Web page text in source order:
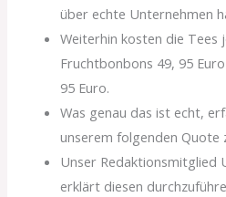
über echte Unternehmen
Weiterhin kosten die Tees
Fruchtbonbons 49, 95
95 Euro.
Was genau das ist echt,
unserem folgenden Quote
Unser
erklärt diesen